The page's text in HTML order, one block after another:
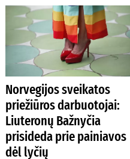
Norvegijos sveikatos
priežiūros darbuotojai:
Liuteronų Bažnyčia
prisideda prie painiavos
dėl lyčių